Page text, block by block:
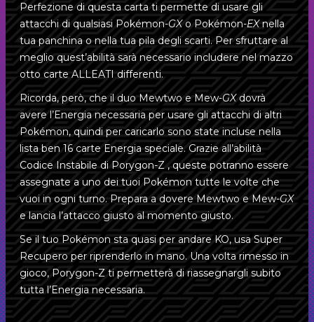
Perfezione di questa carta ti permette di usare gli
attacchi di qualsiasi Pokémon-GXoPokémon-EXnella
tua panchina o nella tua pila degli scarti. Per sfruttare al
meglio quest’abilità sarà necessario includere nel mazzo
otto carte ALLEATI differenti.
Ricorda, però, che il duo Mewtwo e Mew-GXdovrà
avere l’Energia necessaria per usare gli attacchi di altri
Pokémon, quindi per caricarlo sono state incluse nella
lista ben 16 carte Energia speciale. Grazie all’abilità
Codice Instabile di Porygon-Z , queste potranno essere
assegnate a uno dei tuoi Pokémon tutte le volte che
vuoi in ogni turno. Prepara a dovere Mewtwo e Mew-GX
e lancia l’attacco giusto al momento giusto.
Se il tuo Pokémon sta quasi per andare KO, usa Super
Recupero per riprenderlo in mano. Una volta rimesso in
gioco, Porygon-Z ti permetterà di riassegnargli subito
tutta l’Energia necessaria.
1 Mega Sableye e Tyranitar- GX
1 Raichu e Raichu di Alola-GX
1 Garchomp e Giratina-GX
1 Eevee e Snorlax-GX
1 Marshadow e Machamp-GX
1 Reshiram e Charizard-GX
1 Pheromosa e Buzzwole-GX
Dedenne- GX
Energia (16)
4 Energia Arcobaleno
Hapi Porygon
DEUTSCHLAND
ESPAÑA
FRANCE
ITALIA
UK/IRELAND
UNITED STATES